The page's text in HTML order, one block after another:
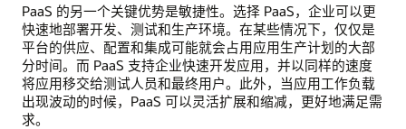
PaaS 的另一个关键优势是敏捷性。选择 PaaS，企业可以更
快速地部署开发、测试和生产环境。在某些情况下，仅仅是
平台的供应、配置和集成可能就会占用应用生产计划的大部
分时间。而 PaaS 支持企业快速开发应用，并以同样的速度
将应用移交给测试人员和最终用户。此外，当应用工作负载
出现波动的时候，PaaS 可以灵活扩展和缩减，更好地满足需
求。